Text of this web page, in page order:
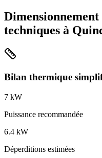
techniques à
Bilan thermique
7 kW
Puissance recommandée
6.4 kW
Déperditions estimées